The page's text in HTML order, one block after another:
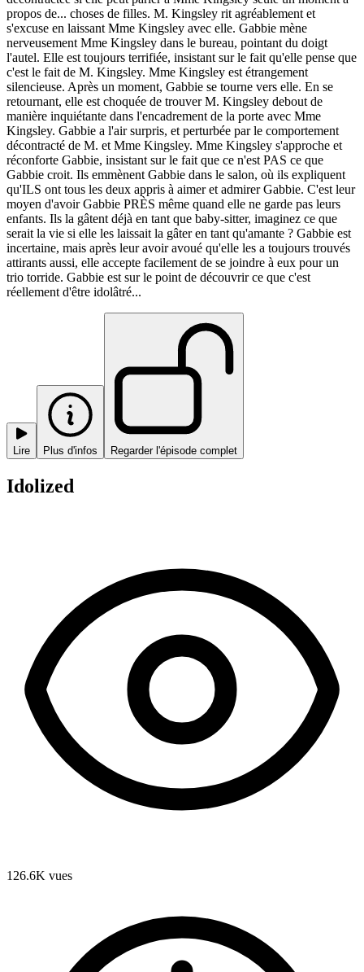
propos de... choses de filles. M. Kingsley rit agréablement et
s'excuse en laissant Mme Kingsley avec elle. Gabbie mène
nerveusement Mme Kingsley dans le bureau, pointant du doigt
l'autel. Elle est toujours terrifiée, insistant sur le fait qu'elle pense que
c'est le fait de M. Kingsley. Mme Kingsley est étrangement
silencieuse. Après un moment, Gabbie se tourne vers elle. En se
retournant, elle est choquée de trouver M. Kingsley debout de
manière inquiétante dans l'encadrement de la porte avec Mme
Kingsley. Gabbie a l'air surpris, et perturbée par le comportement
décontracté de M. et Mme Kingsley. Mme Kingsley s'approche et
réconforte Gabbie, insistant sur le fait que ce n'est PAS ce que
Gabbie croit. Ils emmènent Gabbie dans le salon, où ils expliquent
qu'ILS ont tous les deux appris à aimer et admirer Gabbie. C'est leur
moyen d'avoir Gabbie PRÈS même quand elle ne garde pas leurs
enfants. Ils la gâtent déjà en tant que baby-sitter, imaginez ce que
serait la vie si elle les laissait la gâter en tant qu'amante ? Gabbie est
incertaine, mais après leur avoir avoué qu'elle les a toujours trouvés
attirants aussi, elle accepte facilement de se joindre à eux pour un
trio torride. Gabbie est sur le point de découvrir ce que c'est
réellement d'être idolâtré...
Lire Plus d'infos Regarder l'épisode complet
Idolized
126.6K vues